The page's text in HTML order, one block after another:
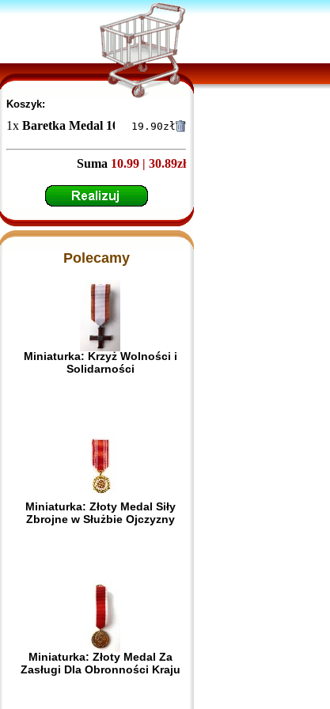
Koszyk:
1x Baretka Medal 100-lecia Powołania Policji
19.90zł
Suma 10.99 | 30.89zł
Polecamy
Miniaturka: Krzyż Wolności i
Solidarności
Miniaturka: Złoty Medal Siły
Zbrojne w Służbie Ojczyzny
Miniaturka: Złoty Medal Za
Zasługi Dla Obronności Kraju